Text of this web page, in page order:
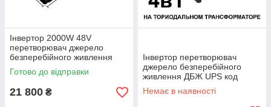
Інвертор 2000W 48V
перетворювач джерело
безперебійного живлення
ДБЖ UPS код товару 111121
Готово до відправки
21 800 ₴
Інвертор перетворювач
джерело безперебійного
живлення ДБЖ UPS код
товару 10849
Немає в наявності